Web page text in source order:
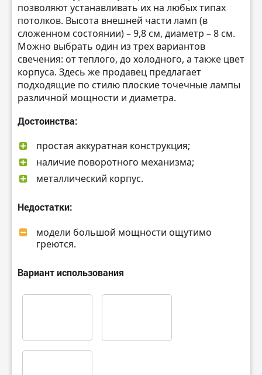
позволяют устанавливать их на любых типах
потолков. Высота внешней части ламп (в
сложенном состоянии) – 9,8 см, диаметр – 8 см.
Можно выбрать один из трех вариантов
свечения: от теплого, до холодного, а также цвет
корпуса. Здесь же продавец предлагает
подходящие по стилю плоские точечные лампы
различной мощности и диаметра.
Достоинства:
простая аккуратная конструкция;
наличие поворотного механизма;
металлический корпус.
Недостатки:
модели большой мощности ощутимо
греются.
Вариант использования